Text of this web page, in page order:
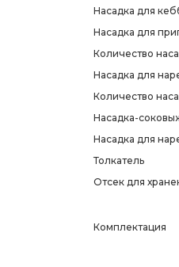
Насадка для
Насадка для
Количество
Насадка для
Количество
Насадка-
Насадка для
Толкатель
Отсек для
Комплектация